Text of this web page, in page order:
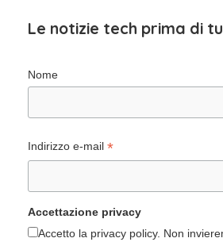
Le notizie tech prima di
Nome
Indirizzo e-mail *
Accettazione privacy
Accetto la privacy policy. Non